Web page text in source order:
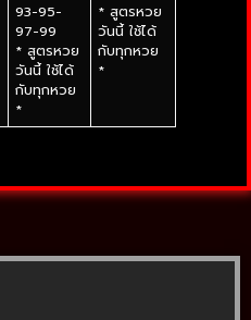
93-95-
97-99
* สูตรหวย
วันนี้ ใช้ได้
กับทุกหวย
*
* สูตรหวย
วันนี้ ใช้ได้
กับทุกหวย
*